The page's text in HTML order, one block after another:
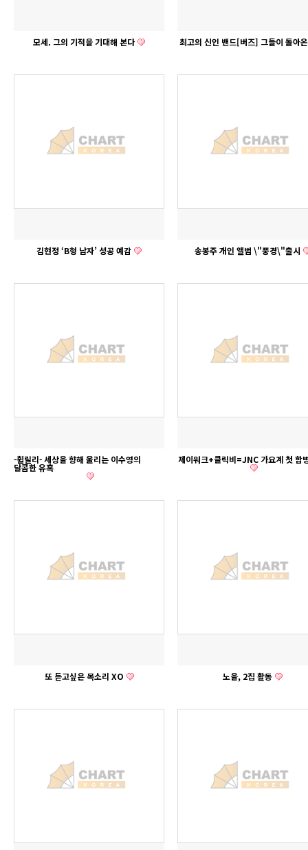
모세. 그의 기적을 기대해 본다 최고의 신인 밴드[버즈] 그들이 돌아
김현정 ‘B형 남자’ 성공 예감 송봉주 개인 앨범 \"풍경\"출시
-휠릴리- 세상을 향해 울리는 이수영의
달콤한 유혹
제이워크+클릭비=JNC 가요계 첫 합
또 듣고싶은 목소리 XO 노을, 2집 활동